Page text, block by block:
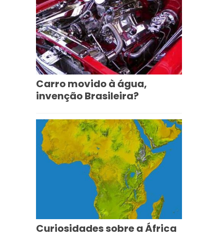
Carro movido à água,
invenção Brasileira?
Curiosidades sobre a África